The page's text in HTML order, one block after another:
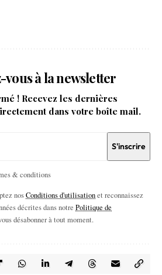
à la newsletter
! Recevez les dernières
dans votre boîte mail.
& conditions
nosConditions d'utilisationet reconnaissez
décrites dans notre Politique de
désabonner à tout moment.